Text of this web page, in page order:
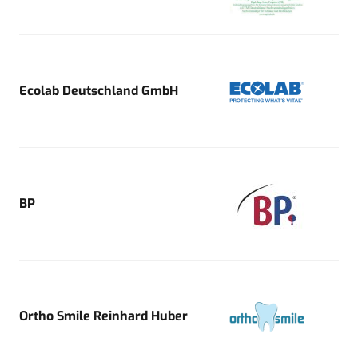
Ecolab Deutschland GmbH
BP
Ortho Smile Reinhard Huber